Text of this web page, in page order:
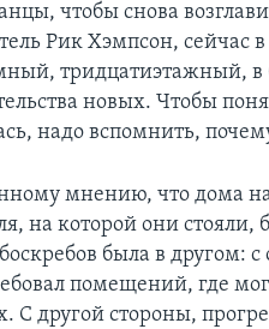
чтобы снова
Рик Хэмпсон, сейчас в
тридцатиэтажный,
новых. Чтобы
надо вспомнить,
мнению, что дома
на которой они
была в другом:
помещений, где
другой стороны,